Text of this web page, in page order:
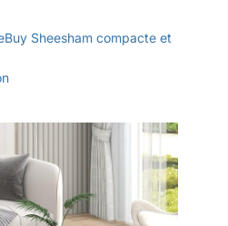
Sheesham compacte et